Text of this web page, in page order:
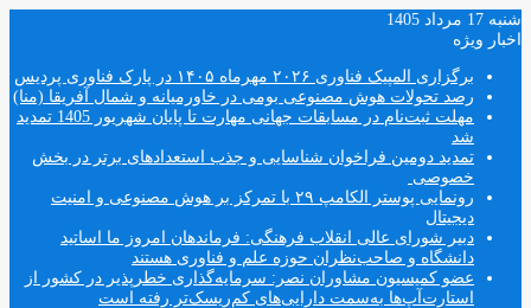
شنبه 17 مرداد 1405
اخبار ویژه
برگزاری المپیک فناوری ۲۰۲۶ مهرماه ۱۴۰۵ در پارک فناوری پردیس
رصد تحولات هوش مصنوعی بومی در خاورمیانه و شمال آفریقا (منا)
مهلت ثبت‌نام در مسابقات جهانی مهارت تا پایان شهریور 1405 تمدید
شد
تمدید دومین فراخوان شناسایی و جذب استعدادهای برتر در بخش
خصوصی
رونمایی پوستر الکامپ ۲۹ با تمرکز بر هوش مصنوعی و امنیت
دیجیتال
دبیر شورای عالی انقلاب فرهنگی: فرماندهان امروز ما اساتید
دانشگاه و صاحب‌نظران حوزه علم و فناوری هستند
عضو کمیسیون مشاوران نصر: سرمایه‌گذاری خطرپذیر در کشور از
استارت‌آپ‌ها به‌سمت دارایی‌های کم‌ریسک‌تر رفته است